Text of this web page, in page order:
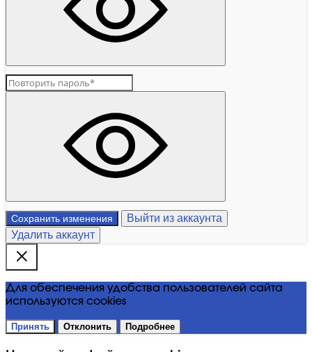
Сохранить изменения
Выйти из аккаунта
Удалить аккаунт
Для обеспечения удобства пользователей сайта
используются cookies
Принять Отклонить Подробнее